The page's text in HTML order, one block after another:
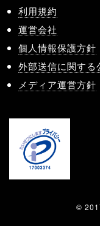
利用規約
運営会社
個人情報保護方針
外部送信に関する
メディア運営方針
©